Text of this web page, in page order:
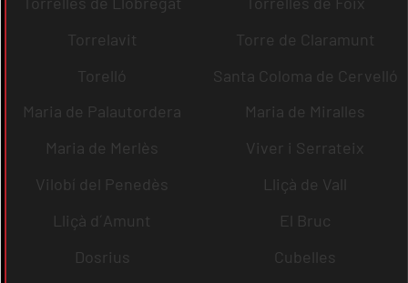
Torrelavit
Torre de Claramunt
Torelló
Santa Coloma de Cervelló
Maria de Palautordera
Maria de Miralles
Maria de Merlès
Viver i Serrateix
Vilobí del Penedès
Lliçà de Vall
Lliçà d´Amunt
El Bruc
Dosrius
Cubelles